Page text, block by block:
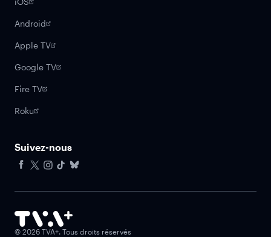
Android
Apple TV
Google TV
Fire TV
Roku
Suivez-nous
© 2026 TVA+. Tous droits réservés